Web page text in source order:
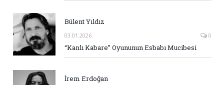
Bülent Yıldız
03.01.2026 0
“Kanlı Kabare” Oyununun Esbabı Mucibesi
İrem Erdoğan